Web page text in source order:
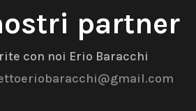
partner
con noi Erio Baracchi